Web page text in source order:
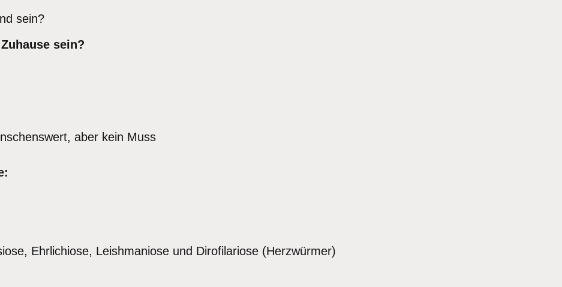
sein?
sein?
aber kein Muss
Ehrlichiose, Leishmaniose und Dirofilariose (Herzwürmer)